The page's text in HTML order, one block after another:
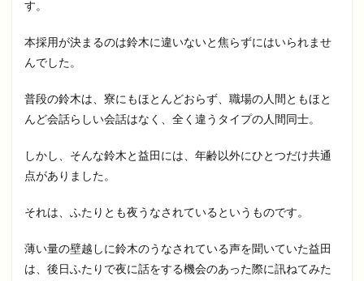
す。
本採用が決まるのは鈴木に違いないと焦らずにはいられませ
んでした。
普段の鈴木は、寮にもほとんどおらず、職場の人間ともほと
んど会話らしい会話はなく、全く違うタイプの人間同士。
しかし、そんな鈴木と益田には、年齢以外にひとつだけ共通
点がありました。
それは、ふたりとも夜うなされているというものです。
薄い量の壁越しに鈴木のうなされている声を聞いていた益田
は、後日ふたりで夜に話をする機会のあった際に訊ねてみた